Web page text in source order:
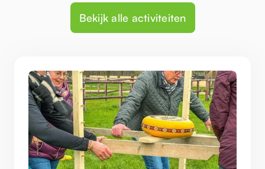
Bekijk alle activiteiten